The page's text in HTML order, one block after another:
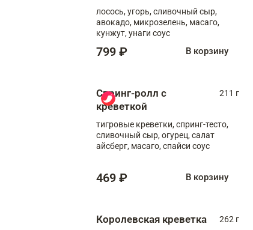
лосось, угорь, сливочный сыр,
авокадо, микрозелень, масаго,
кунжут, унаги соус
799 ₽ В корзину
Спринг-ролл с
креветкой
211 г
тигровые креветки, спринг-тесто,
сливочный сыр, огурец, салат
айсберг, масаго, спайси соус
469 ₽ В корзину
Королевская креветка
262 г